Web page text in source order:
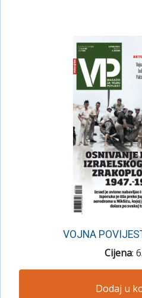
VOJNA
Cijena:
Dodaj u